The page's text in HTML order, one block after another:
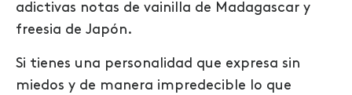
adictivas notas de vainilla de Madagascar y
freesia de Japón.
Si tienes una personalidad que expresa sin
miedos y de manera impredecible lo que